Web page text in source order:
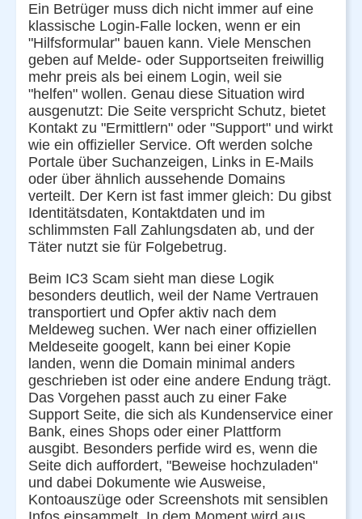
Ein Betrüger muss dich nicht immer auf eine
klassische Login-Falle locken, wenn er ein
"Hilfsformular" bauen kann. Viele Menschen
geben auf Melde- oder Supportseiten freiwillig
mehr preis als bei einem Login, weil sie
"helfen" wollen. Genau diese Situation wird
ausgenutzt: Die Seite verspricht Schutz, bietet
Kontakt zu "Ermittlern" oder "Support" und wirkt
wie ein offizieller Service. Oft werden solche
Portale über Suchanzeigen, Links in E-Mails
oder über ähnlich aussehende Domains
verteilt. Der Kern ist fast immer gleich: Du gibst
Identitätsdaten, Kontaktdaten und im
schlimmsten Fall Zahlungsdaten ab, und der
Täter nutzt sie für Folgebetrug.
Beim IC3 Scam sieht man diese Logik
besonders deutlich, weil der Name Vertrauen
transportiert und Opfer aktiv nach dem
Meldeweg suchen. Wer nach einer offiziellen
Meldeseite googelt, kann bei einer Kopie
landen, wenn die Domain minimal anders
geschrieben ist oder eine andere Endung trägt.
Das Vorgehen passt auch zu einer Fake
Support Seite, die sich als Kundenservice einer
Bank, eines Shops oder einer Plattform
ausgibt. Besonders perfide wird es, wenn die
Seite dich auffordert, "Beweise hochzuladen"
und dabei Dokumente wie Ausweise,
Kontoauszüge oder Screenshots mit sensiblen